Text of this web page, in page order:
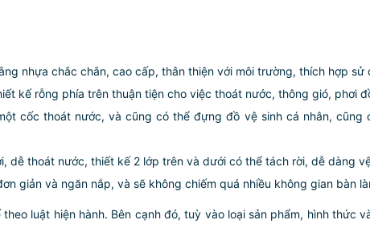
nhựa chắc chắn, cao cấp, thân thiện với môi trường, thích hợp sử
kế rỗng phía trên thuận tiện cho việc thoát nước, thông gió, phơi
cốc thoát nước, và cũng có thể đựng đồ vệ sinh cá nhân,
dễ thoát nước, thiết kế 2 lớp trên và dưới có thể tách rời, dễ dàng
giản và ngăn nắp, và sẽ không chiếm quá nhiều không gian bàn
luật hiện hành. Bên cạnh đó, tuỳ vào loại sản phẩm, hình thức